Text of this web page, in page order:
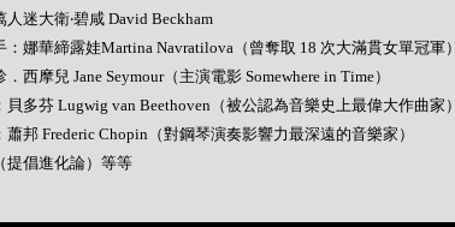
迷大衛‧碧咸 David Beckham
：娜華締露娃Martina Navratilova（曾奪取 18 次大滿貫女單冠軍
西摩兒 Jane Seymour（主演電影 Somewhere in Time）
貝多芬 Lugwig van Beethoven（被公認為音樂史上最偉大作曲家
邦 Frederic Chopin（對鋼琴演奏影響力最深遠的音樂家）
提倡進化論）等等